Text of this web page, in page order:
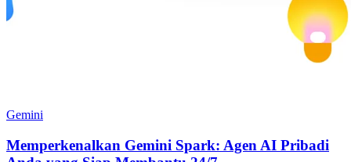
Gemini
Memperkenalkan Gemini Spark: Agen AI Pribadi